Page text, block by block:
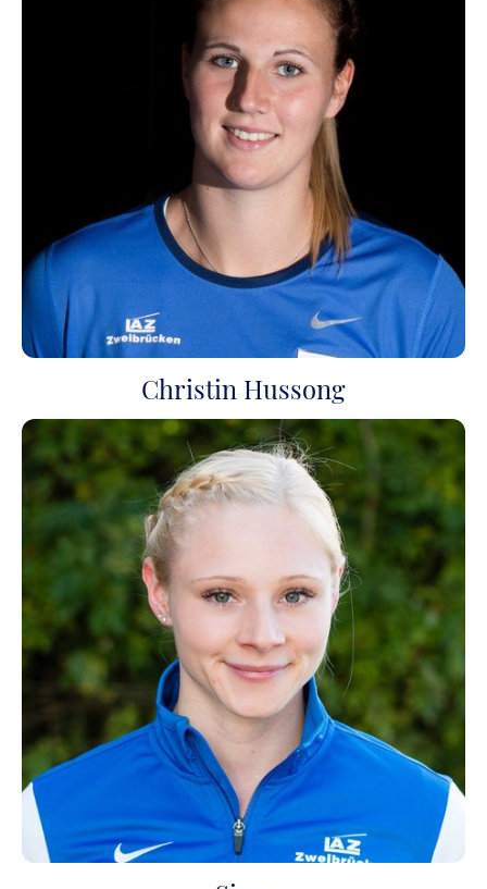
Christin Hussong